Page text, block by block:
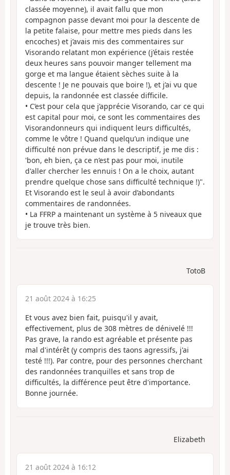
classée moyenne), il avait fallu que mon
compagnon passe devant moi pour la descente de
la petite falaise, pour mettre mes pieds dans les
encoches) et j’avais mis des commentaires sur
Visorando relatant mon expérience (j’étais restée
deux heures sans pouvoir manger tellement ma
gorge et ma langue étaient sèches suite à la
descente ! Je ne pouvais que boire !), et j’ai vu que
depuis, la randonnée est classée difficile.
• C’est pour cela que j’apprécie Visorando, car ce qui
est capital pour moi, ce sont les commentaires des
Visorandonneurs qui indiquent leurs difficultés,
comme le vôtre ! Quand quelqu’un indique une
difficulté non prévue dans le descriptif, je me dis :
'bon, eh bien, ça ce n’est pas pour moi, inutile
d'aller chercher les ennuis ! On a le choix, autant
prendre quelque chose sans difficulté technique !)".
Et Visorando est le seul à avoir d’abondants
commentaires de randonnées.
• La FFRP a maintenant un système à 5 niveaux que
je trouve très bien.
TotoB
21 août 2024 à 16:25
Et vous avez bien fait, puisqu'il y avait,
effectivement, plus de 308 mètres de dénivelé !!!
Pas grave, la rando est agréable et présente pas
mal d'intérêt (y compris des taons agressifs, j'ai
testé !!!). Par contre, pour des personnes cherchant
des randonnées tranquilles et sans trop de
difficultés, la différence peut être d'importance.
Bonne journée.
Elizabeth
21 août 2024 à 16:12